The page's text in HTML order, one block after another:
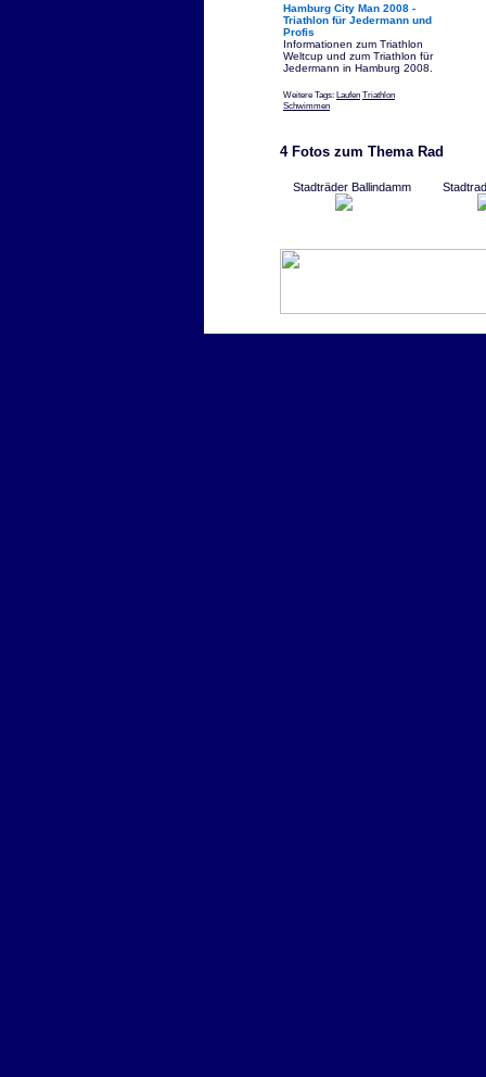
Hamburg City Man 2008 -
Triathlon für Jedermann und
Profis
Informationen zum Triathlon
Weltcup und zum Triathlon für
Jedermann in Hamburg 2008.
Weitere Tags: Laufen Triathlon
Schwimmen
4 Fotos zum Thema Rad
Stadträder Ballindamm